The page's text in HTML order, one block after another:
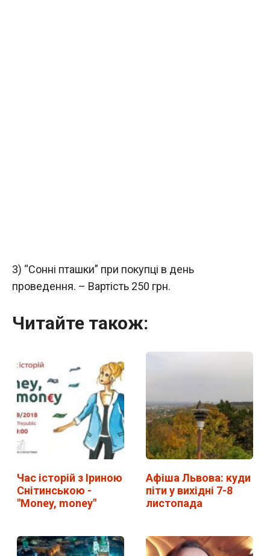
3) “Сонні пташки” при покупці в день
проведення. – Вартість 250 грн.
Читайте також:
Час історій з Іриною
Снітинською -
"Money, money"
Афіша Львова: куди
піти у вихідні 7-8
листопада